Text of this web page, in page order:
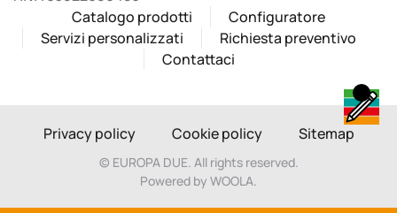
Catalogo prodotti
Configuratore
Servizi personalizzati
Richiesta preventivo
Contattaci
Privacy policy Cookie policy Sitemap
© EUROPA DUE. All rights reserved.
Powered by WOOLA.